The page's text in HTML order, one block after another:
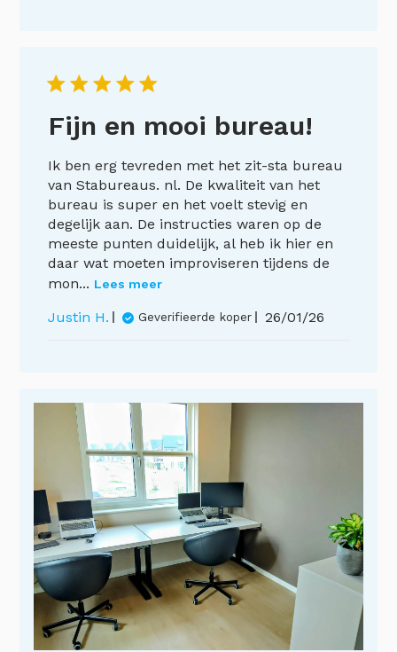
Fijn en mooi bureau!
Ik ben erg tevreden met het zit-sta bureau
van Stabureaus. nl. De kwaliteit van het
bureau is super en het voelt stevig en
degelijk aan. De instructies waren op de
meeste punten duidelijk, al heb ik hier en
daar wat moeten improviseren tijdens de
mon... Lees meer
Justin H. Geverifieerde koper 26/01/26